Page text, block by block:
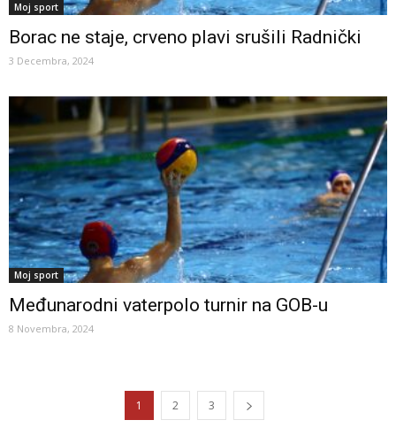
Moj sport
Borac ne staje, crveno plavi srušili Radnički
3 Decembra, 2024
Moj sport
Međunarodni vaterpolo turnir na GOB-u
8 Novembra, 2024
1 2 3